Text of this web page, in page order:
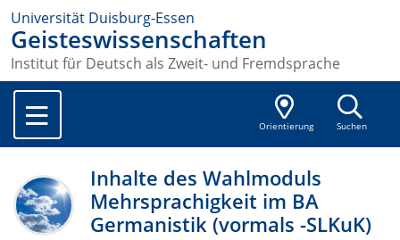
Universität Duisburg-Essen
Geisteswissenschaften
Institut für Deutsch als Zweit- und Fremdsprache
Orientierung Suchen
Inhalte des Wahlmoduls
Mehrsprachigkeit im BA
Germanistik (vormals -SLKuK)